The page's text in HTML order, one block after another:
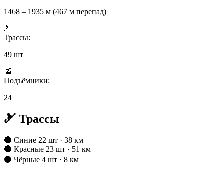
1468 – 1935 м (467 м перепад)
🎿
Трассы:
49 шт
🚡
Подъёмники:
24
🎿 Трассы
🔵 Синие 22 шт · 38 км
🔴 Красные 23 шт · 51 км
⚫ Чёрные 4 шт · 8 км